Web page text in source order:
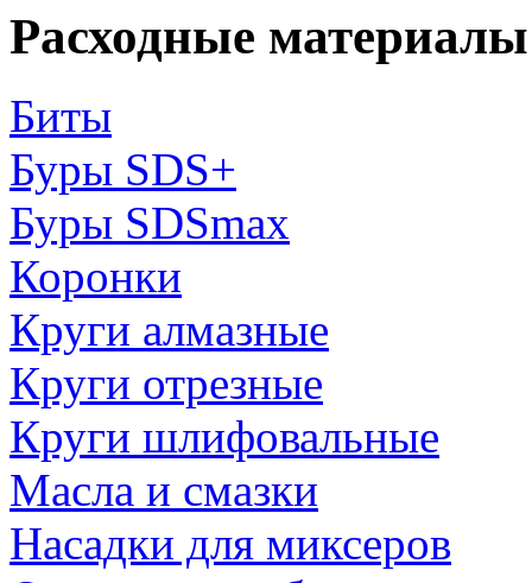
Расходные
Биты
Буры SDS+
Буры SDSmax
Коронки
Круги алмазные
Круги отрезные
Круги шлифовальные
Масла и смазки
Насадки для миксеров